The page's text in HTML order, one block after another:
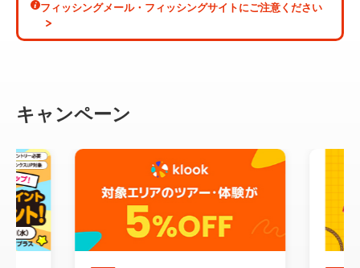
フィッシングメール・フィッシングサイトにご注意ください
キャンペーン